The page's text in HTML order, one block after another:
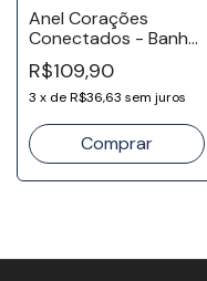
Anel Corações
Conectados - Banho
Ouro 18k
R$109,90
3 x deR$36,63 sem juros
Comprar